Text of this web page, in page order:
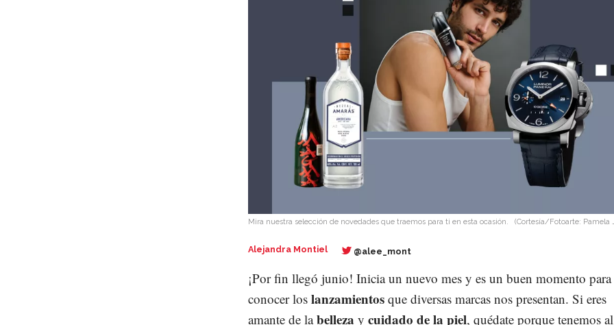
Mira nuestra selección de novedades que traemos para ti en esta ocasión. (Cortesía/Fotoarte: Pamela
Alejandra Montiel @alee_mont
¡Por fin llegó junio! Inicia un nuevo mes y es un buen momento para
conocer los lanzamientos que diversas marcas nos presentan. Si eres
amante de labelleza y cuidado de la piel, quédate porque tenemos